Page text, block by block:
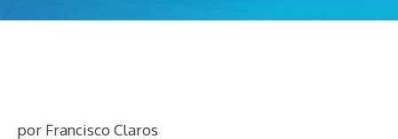
por Francisco Claros